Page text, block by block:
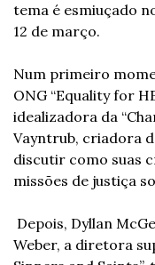
tema é esmiuçado
12 de março.
Num primeiro
ONG “Equality for
idealizadora da
Vayntrub, criadora
discutir como suas
missões de justiça
Weber, a diretora